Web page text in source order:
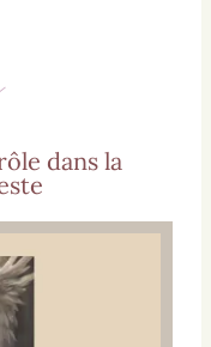
dans la